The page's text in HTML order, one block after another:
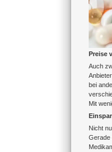
Preise
Auch
bei
Mit
Nicht
Gerade